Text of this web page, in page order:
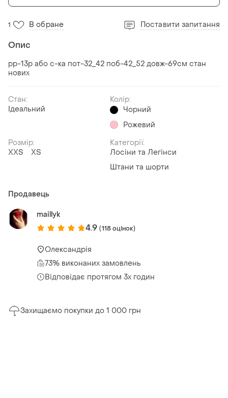
1 В обране Поставити запитання
Опис
рр-13р або с-ка пот-32_42 поб-42_52 довж-69см стан
нових
Стан:
Ідеальний
Колір:
Чорний
Рожевий
Розмір:
XХS
ХS
Категорії:
Лосіни та Легінси
Штани та шорти
Продавець
maillyk
4.9 (118 оцінок)
Олександрія
73% виконаних замовлень
Відповідає протягом 3х годин
Захищаємо покупки до 1 000 грн